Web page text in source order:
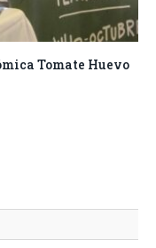
Tomate Huevo